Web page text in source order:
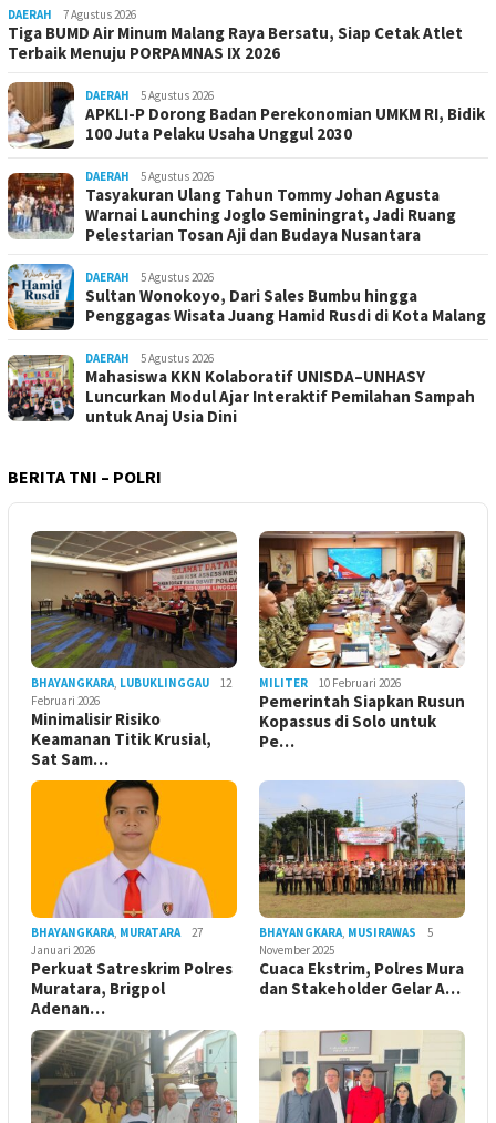
DAERAH 7 Agustus 2026
Tiga BUMD Air Minum Malang Raya Bersatu, Siap Cetak Atlet
Terbaik Menuju PORPAMNAS IX 2026
DAERAH 5 Agustus 2026
APKLI-P Dorong Badan Perekonomian UMKM RI, Bidik
100 Juta Pelaku Usaha Unggul 2030
DAERAH 5 Agustus 2026
Tasyakuran Ulang Tahun Tommy Johan Agusta
Warnai Launching Joglo Seminingrat, Jadi Ruang
Pelestarian Tosan Aji dan Budaya Nusantara
DAERAH 5 Agustus 2026
Sultan Wonokoyo, Dari Sales Bumbu hingga
Penggagas Wisata Juang Hamid Rusdi di Kota Malang
DAERAH 5 Agustus 2026
Mahasiswa KKN Kolaboratif UNISDA–UNHASY
Luncurkan Modul Ajar Interaktif Pemilahan Sampah
untuk Anaj Usia Dini
BERITA TNI – POLRI
BHAYANGKARA, LUBUKLINGGAU
12
Februari 2026
Minimalisir Risiko
Keamanan Titik Krusial,
Sat Sam…
MILITER 10 Februari 2026
Pemerintah Siapkan Rusun
Kopassus di Solo untuk
Pe…
BHAYANGKARA, MURATARA
27
Januari 2026
Perkuat Satreskrim Polres
Muratara, Brigpol
Adenan…
BHAYANGKARA, MUSIRAWAS
5
November 2025
Cuaca Ekstrim, Polres Mura
dan Stakeholder Gelar A…